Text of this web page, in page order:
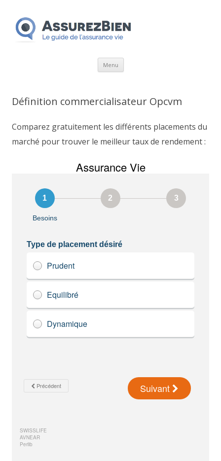
Menu Aller
Définition commercialisateur Opcvm
Comparez gratuitement les différents placements du
marché pour trouver le meilleur taux de rendement :